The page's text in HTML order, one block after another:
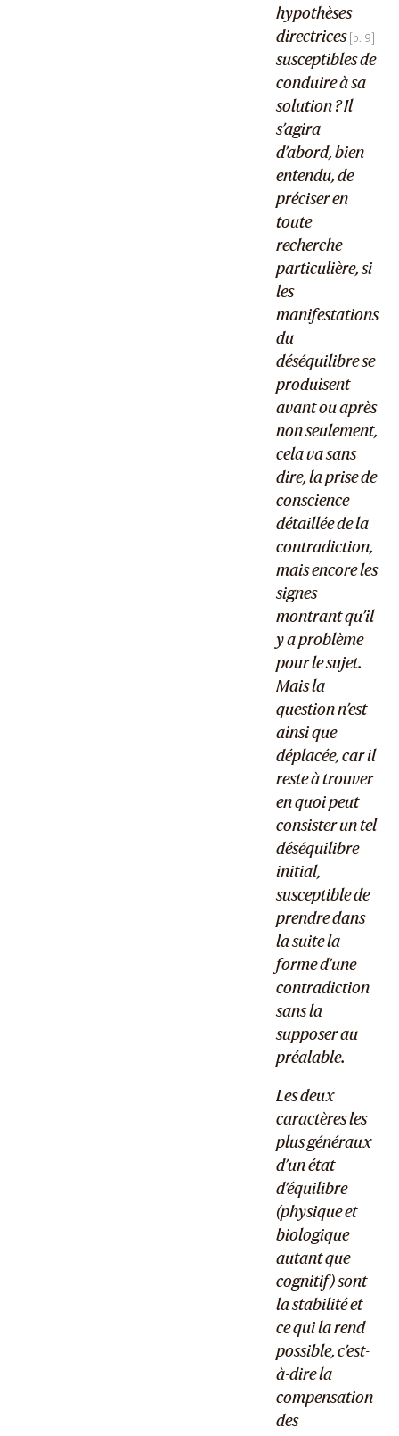
hypothèses
directrices
susceptibles de
conduire à sa
solution ? Il
s’agira
d’abord, bien
entendu, de
préciser en
toute
recherche
particulière, si
les
manifestations
du
déséquilibre se
produisent
avant ou après
non seulement,
cela va sans
dire, la prise de
conscience
détaillée de la
contradiction,
mais encore les
signes
montrant qu’il
y a problème
pour le sujet.
Mais la
question n’est
ainsi que
déplacée, car il
reste à trouver
en quoi peut
consister un tel
déséquilibre
initial,
susceptible de
prendre dans
la suite la
forme d’une
contradiction
sans la
supposer au
préalable.
Les deux
caractères les
plus généraux
d’un état
d’équilibre
(physique et
biologique
autant que
cognitif) sont
la stabilité et
ce qui la rend
possible, c’est-
à-dire la
compensation
des